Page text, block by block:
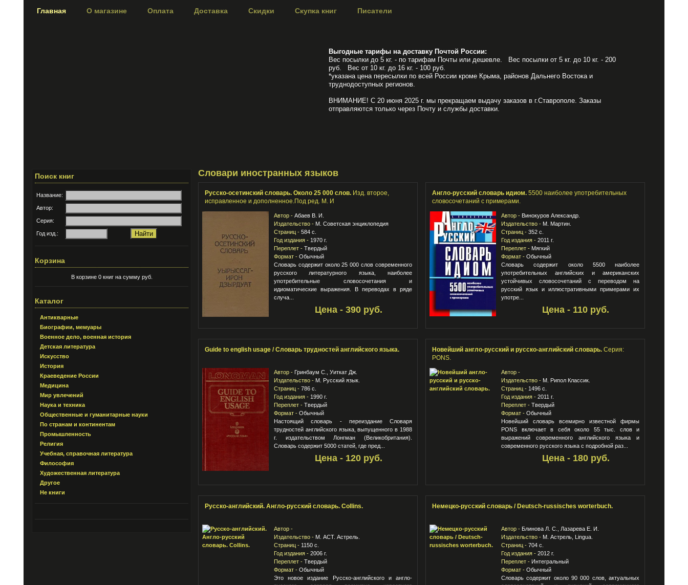
Главная О магазине Оплата Доставка Скидки Скупка книг Писатели
Выгодные тарифы на доставку Почтой России:
Вес посылки до 5 кг. - по тарифам Почты или дешевле. Вес посылки от 5 кг. до 10 кг. - 200
руб. Вес от 10 кг. до 16 кг. - 100 руб.
*указана цена пересылки по всей России кроме Крыма, районов Дальнего Востока и
труднодоступных регионов.
ВНИМАНИЕ! С 20 июня 2025 г. мы прекращаем выдачу заказов в г.Ставрополе. Заказы
отправляются только через Почту и службы доставки.
Поиск книг
Название:
Автор:
Серия:
Год изд.:
Корзина
В корзине 0 книг на сумму руб.
Каталог
Антикварные
Биографии, мемуары
Военное дело, военная история
Детская литература
Искусство
История
Краеведение России
Медицина
Мир увлечений
Наука и техника
Общественные и гуманитарные науки
По странам и континентам
Промышленность
Религия
Учебная, справочная литература
Философия
Художественная литература
Другое
Не книги
Словари иностранных языков
Русско-осетинский словарь. Около 25 000 слов. Изд. второе,
исправленное и дополненное.Под ред. М. И
Автор - Абаев В. И.
Издательство - М. Советская энциклопедия
Страниц - 584 с.
Год издания - 1970 г.
Переплет - Твердый
Формат - Обычный
Словарь содержит около 25 000 слов современного
русского литературного языка, наиболее
употребительные словосочетания и
идиоматические выражения. В переводах в ряде
случа...
Цена - 390 руб.
Англо-русский словарь идиом. 5500 наиболее употребительных
словосочетаний с примерами.
Автор - Винокуров Александр.
Издательство - М. Мартин.
Страниц - 352 с.
Год издания - 2011 г.
Переплет - Мягкий
Формат - Обычный
Словарь содержит около 5500 наиболее
употребительных английских и американских
устойчивых словосочетаний с переводом на
русский язык и иллюстративными примерами их
употре...
Цена - 110 руб.
Guide to english usage / Словарь трудностей английского языка.
Автор - Гринбаум С., Уиткат Дж.
Издательство - М. Русский язык.
Страниц - 786 с.
Год издания - 1990 г.
Переплет - Твердый
Формат - Обычный
Настоящий словарь - переиздание Словаря
трудностей английского языка, выпущенного в 1988
г. издательством Лонгман (Великобритания).
Словарь содержит 5000 статей, где пред...
Цена - 120 руб.
Новейший англо-русский и русско-английский словарь. Серия:
PONS.
Автор -
Издательство - М. Рипол Классик.
Страниц - 1496 с.
Год издания - 2011 г.
Переплет - Твердый
Формат - Обычный
Новейший словарь всемирно известной фирмы
PONS включает в себя около 55 тыс. слов и
выражений современного английского языка и
современного русского языка с подробной раз...
Цена - 180 руб.
Русско-английский. Англо-русский словарь. Collins.
Автор -
Издательство - М. АСТ. Астрель.
Страниц - 1150 с.
Год издания - 2006 г.
Переплет - Твердый
Формат - Обычный
Это новое издание Русско-английского и англо-
Немецко-русский словарь / Deutsch-russisches worterbuch.
Автор - Блинова Л. С., Лазарева Е. И.
Издательство - М. Астрель, Lingua.
Страниц - 704 с.
Год издания - 2012 г.
Переплет - Интегральный
Формат - Обычный
Словарь содержит около 90 000 слов, актуальных